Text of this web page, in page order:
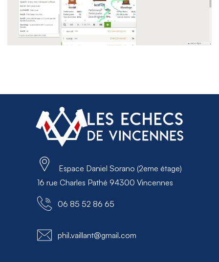
Espace Daniel Sorano (2eme étage)
16 rue Charles Pathé 94300 Vincennes
06 85 52 86 65
phil.vaillant@gmail.com